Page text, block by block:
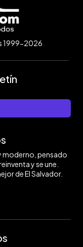
1999-2026
pensado
y se une.
de El Salvador.